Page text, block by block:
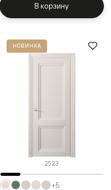
В корзину
НОВИНКА
2523
+5